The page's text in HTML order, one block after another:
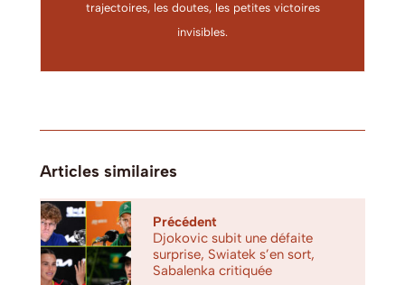
trajectoires, les doutes, les petites victoires
invisibles.
Articles similaires
Précédent
Djokovic subit une défaite
surprise, Swiatek s’en sort,
Sabalenka critiquée